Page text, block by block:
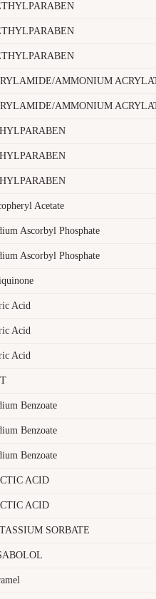
AMMONIUM
AMMONIUM
Acetate
Ascorbyl Phosphate
Ascorbyl Phosphate
Acid
Acid
Acid
Benzoate
Benzoate
Benzoate
ACID
ACID
SORBATE